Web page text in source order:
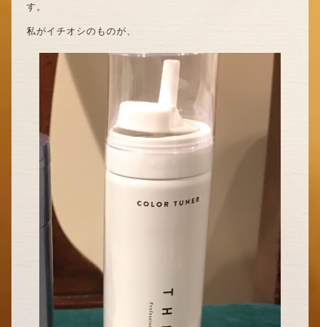
す。
私がイチオシのものが、